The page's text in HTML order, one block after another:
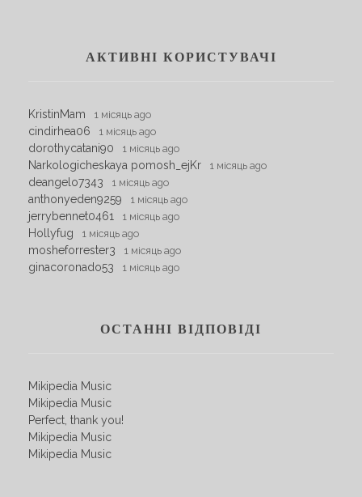
АКТИВНІ КОРИСТУВАЧІ
KristinMam 1 місяць ago
cindirhea06 1 місяць ago
dorothycatani90 1 місяць ago
Narkologicheskaya pomosh_ejKr 1 місяць ago
deangelo7343 1 місяць ago
anthonyeden9259 1 місяць ago
jerrybennet0461 1 місяць ago
Hollyfug 1 місяць ago
mosheforrester3 1 місяць ago
ginacoronado53 1 місяць ago
ОСТАННІ ВІДПОВІДІ
Mikipedia Music
Mikipedia Music
Perfect, thank you!
Mikipedia Music
Mikipedia Music